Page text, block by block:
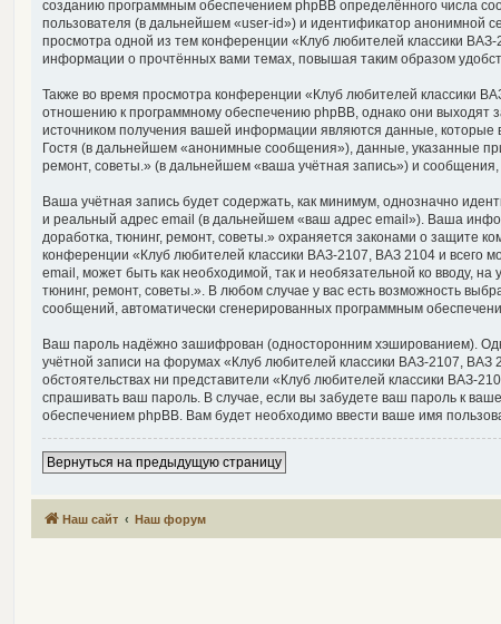
созданию программным обеспечением phpBB определённого числа
пользователя (в дальнейшем «user-id») и идентификатор анонимной
просмотра одной из тем конференции «Клуб любителей классики
информации о прочтённых вами темах, повышая таким образом
Также во время просмотра конференции «Клуб любителей классики
отношению к программному обеспечению phpBB, однако они выходят
источником получения вашей информации являются данные,
Гостя (в дальнейшем «анонимные сообщения»), данные, указанные
ремонт, советы.» (в дальнейшем «ваша учётная запись») и
Ваша учётная запись будет содержать, как минимум, однозначно
и реальный адрес email (в дальнейшем «ваш адрес email»). Ваша
доработка, тюнинг, ремонт, советы.» охраняется законами о
конференции «Клуб любителей классики ВАЗ-2107, ВАЗ 2104 и всего
email, может быть как необходимой, так и необязательной ко вводу,
тюнинг, ремонт, советы.». В любом случае у вас есть возможность
сообщений, автоматически сгенерированных программным
Ваш пароль надёжно зашифрован (односторонним хэшированием).
учётной записи на форумах «Клуб любителей классики ВАЗ-2107, ВАЗ
обстоятельствах ни представители «Клуб любителей классики ВАЗ-
спрашивать ваш пароль. В случае, если вы забудете ваш пароль к
обеспечением phpBB. Вам будет необходимо ввести ваше имя
Вернуться на предыдущую страницу
Наш сайт Наш форум